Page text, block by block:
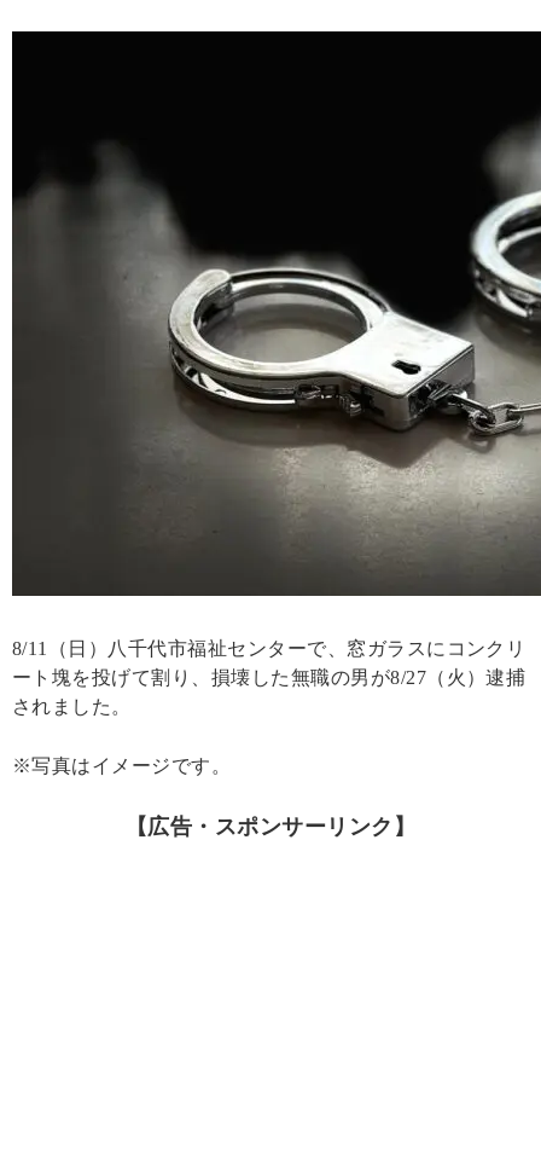
8/11（日）八千代市福祉センターで、窓ガラスにコンクリ
ート塊を投げて割り、損壊した無職の男が8/27（火）逮捕
されました。
※写真はイメージです。
【広告・スポンサーリンク】